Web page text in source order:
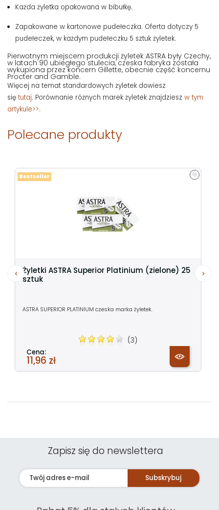
Każda żyletka opakowana w bibułkę.
Zapakowane w kartonowe pudełeczka. Oferta dotyczy 5
pudełeczek, w każdym pudełeczku 5 sztuk żyletek.
Pierwotnym miejscem produkcji żyletek ASTRA były Czechy,
w latach 90 ubiegłego stulecia, czeska fabryka została
wykupiona przez koncern Gillette, obecnie część koncernu
Procter and Gamble.
Więcej na temat standardowych żyletek dowiesz
się tutaj. Porównanie różnych marek żyletek znajdziesz w tym
artykule>>.
Polecane produkty
Żyletki ASTRA Superior Platinium (zielone) 25
sztuk
ASTRA SUPERIOR PLATINIUM czeska marka żyletek.
(3)
Cena:
11,96 zł
Bestseller
Zapisz się do newslettera
Subskrybuj